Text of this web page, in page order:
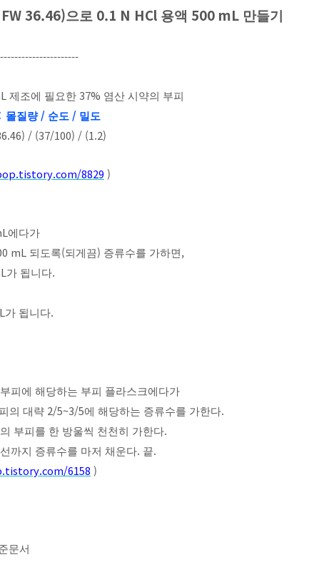
36.46)으로 0.1 N HCl 용액 500 mL 만들기
제조에 필요한 37% 염산 시약의 부피
몰질량 / 순도 / 밀도
/ (37/100) / (1.2)
8829 )
에다가
mL 되도록(되게끔) 증류수를 가하면 ,
가 됩니다.
가 됩니다.
피에 해당하는 부피 플라스크에다가
의 대략 2/5~3/5에 해당하는 증류수를 가한다.
부피를 한 방울씩 천천히 가한다.
까지 증류수를 마저 채운다. 끝.
6158 )
문서